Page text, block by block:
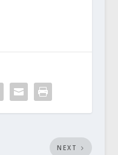
NEXT